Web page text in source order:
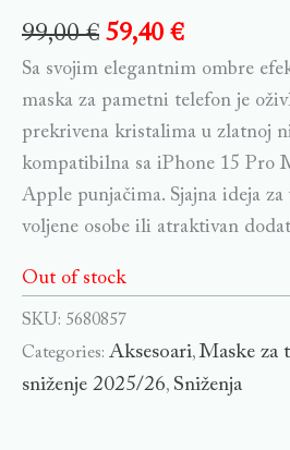
99,00€ 59,40 €
Sa svojim elegantnim ombre
maska za pametni telefon je
prekrivena kristalima u zlatnoj
kompatibilna sa iPhone 15 Pro
Apple punjačima. Sjajna ideja
voljene osobe ili atraktivan
Out of stock
SKU: 5680857
Categories: Aksesoari,Maske za
sniženje 2025/26, Sniženja